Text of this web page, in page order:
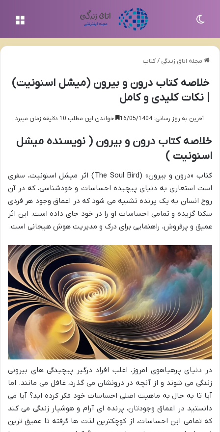
مجله اتاق زندگی /کتاب
خلاصه کتاب درون و بیرون (میشل اسنونیت)
| نکات کلیدی و کامل
آخرین به روز رسانی: 16/05/1404 خواندن این مطلب 10 دقیقه زمان میبرد
خلاصه کتاب درون و بیرون ( نویسنده میشل
اسنونیت )
کتاب «درون و بیرون» (The Soul Bird) اثر میشل اسنونیت، سفری
است استعاری به دنیای پیچیده احساسات و خودشناسی، که در آن
روح انسان به یک پرنده تشبیه می شود که در اعماق وجود هر فردی
سکنا گزیده و تمامی احساسات او را در خود جای داده است. این اثر
عمیق و پرفروش، راهنمایی برای درک و مدیریت هوش هیجانی است.
در دنیای پرهیاهوی امروز، اغلب افراد درگیر پیچیدگی های بیرونی
زندگی می شوند و از آنچه در درونشان می گذرد، غافل می مانند. اما
آیا تا به حال به ماهیت اصلی احساسات خود فکر کرده اید؟ آیا می
دانستید در اعماق وجودتان، پرنده ای آرام و هوشیار زندگی می کند
که تمامی این احساسات، از کوچکترین لذت ها گرفته تا عمیق ترین